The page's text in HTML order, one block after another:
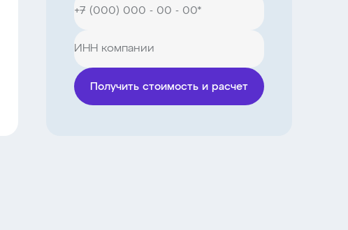
Получить стоимость и расчет